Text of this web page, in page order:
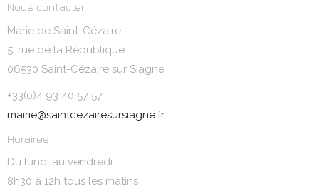
Nous contacter
Marie de Saint-Cézaire
5, rue de la République
06530 Saint-Cézaire sur Siagne
+33(0)4 93 40 57 57
mairie@saintcezairesursiagne.fr
Horaires :
Du lundi au vendredi :
8h30 à 12h tous les matins